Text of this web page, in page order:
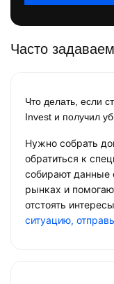
Часто
Что делать, если
Invest и получил
Нужно собрать
обратиться к
собирают данные
рынках и
отстоять
ситуацию,